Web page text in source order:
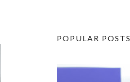
POPULAR POSTS